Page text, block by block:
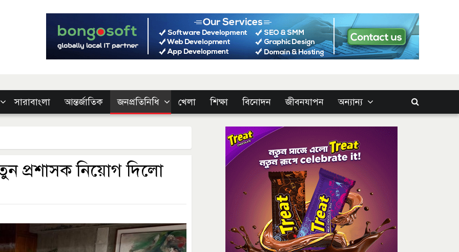
সারাবাংলা আন্তর্জাতিক জনপ্রতিনিধি খেলা শিক্ষা বিনোদন জীবনযাপন অন্যান্য
প্রশাসক নিয়োগ দিলো